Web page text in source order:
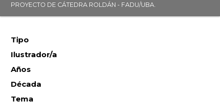
PROYECTO DE CÁTEDRA ROLDÁN - FADU/UBA.
Tipo
Ilustrador/a
Años
Década
Tema